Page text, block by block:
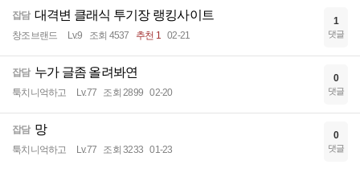
잡담 대격변 클래식 투기장 랭킹사이트
창조브랜드 Lv.9 조회 4537 추천 1 02-21
1
댓글
잡담 누가 글좀 올려봐연
툭치니억하고 Lv.77 조회 2899 02-20
0
댓글
잡담 망
툭치니억하고 Lv.77 조회 3233 01-23
0
댓글